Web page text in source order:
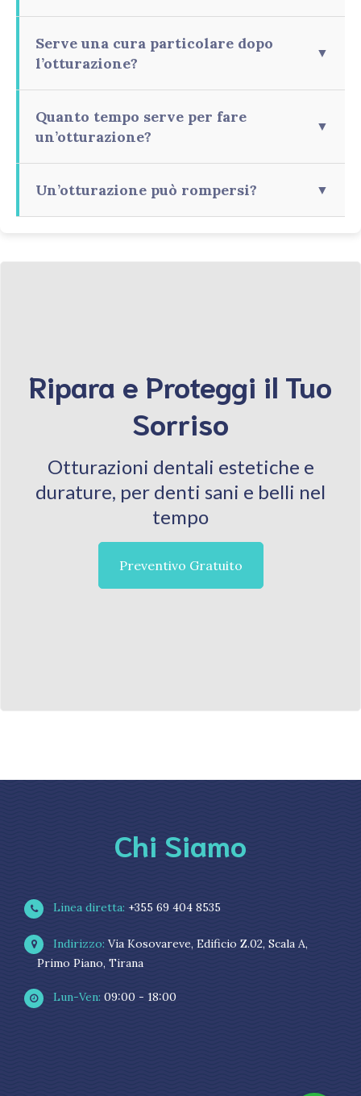
Serve una cura particolare dopo
l’otturazione?
▼
Quanto tempo serve per fare
un’otturazione?
▼
Un’otturazione può rompersi? ▼
Ripara e Proteggi il Tuo
Sorriso
Otturazioni dentali estetiche e
durature, per denti sani e belli nel
tempo
Preventivo Gratuito
Chi Siamo
Linea diretta: +355 69 404 8535
Indirizzo: Via Kosovareve, Edificio Z.02, Scala A,
Primo Piano, Tirana
Lun-Ven: 09:00 - 18:00